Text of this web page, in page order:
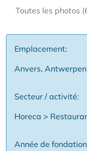
Toutes les photos
Emplacement:
Anvers, Antwerpen
Secteur / activité:
Horeca >
Année de